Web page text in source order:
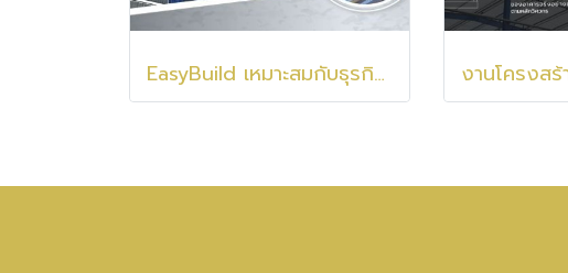
EasyBuild เหมาะสมกับธุรกิจของคุณอย่างไร !